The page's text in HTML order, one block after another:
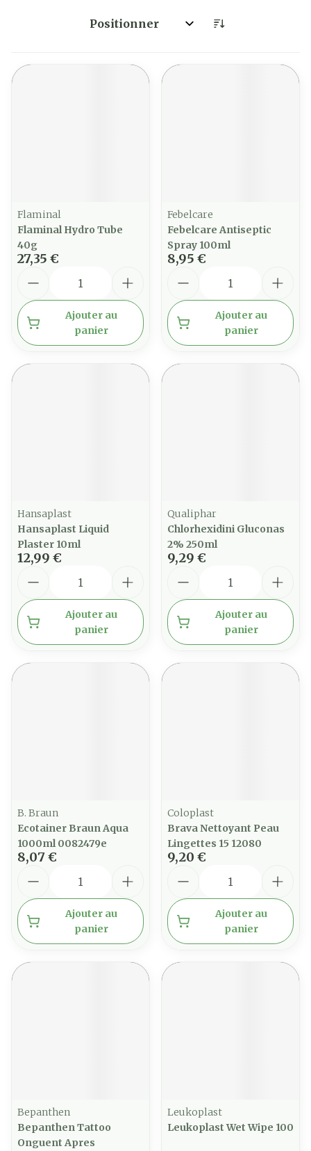
Trier par:
Flaminal
Flaminal Hydro Tube
40g
27,35 €
Ajouter au
panier
Febelcare
Febelcare Antiseptic
Spray 100ml
8,95 €
Ajouter au
panier
Hansaplast
Hansaplast Liquid
Plaster 10ml
12,99 €
Ajouter au
panier
Qualiphar
Chlorhexidini Gluconas
2% 250ml
9,29 €
Ajouter au
panier
B. Braun
Ecotainer Braun Aqua
1000ml 0082479e
8,07 €
Ajouter au
panier
Coloplast
Brava Nettoyant Peau
Lingettes 15 12080
9,20 €
Ajouter au
panier
Bepanthen
Bepanthen Tattoo
Onguent Apres
Leukoplast
Leukoplast Wet Wipe 100